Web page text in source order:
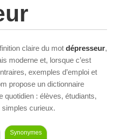
claire du mot dépresseur,
moderne et, lorsque c’est
exemples d’emploi et
propose un dictionnaire
quotidien : élèves, étudiants,
curieux.
Synonymes